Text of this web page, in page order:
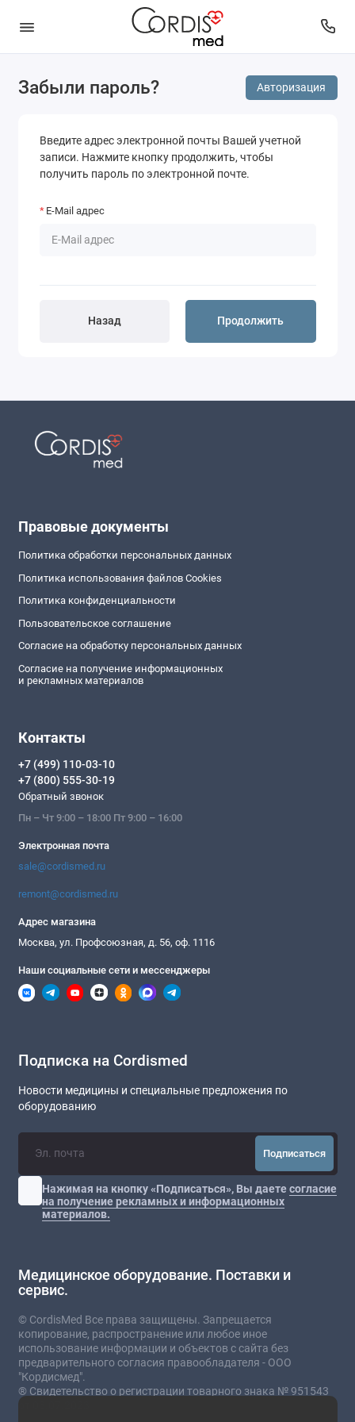
Забыли пароль? Авторизация
Введите адрес электронной почты Вашей учетной
записи. Нажмите кнопку продолжить, чтобы
получить пароль по электронной почте.
E-Mail адрес
Назад Продолжить
Правовые документы
Политика обработки персональных данных
Политика использования файлов Cookies
Политика конфиденциальности
Пользовательское соглашение
Согласие на обработку персональных данных
Согласие на получение информационных
и рекламных материалов
Контакты
+7 (499) 110-03-10
+7 (800) 555-30-19
Обратный звонок
Пн – Чт 9:00 – 18:00 Пт 9:00 – 16:00
Электронная почта
sale@cordismed.ru
remont@cordismed.ru
Адрес магазина
Москва, ул. Профсоюзная, д. 56, оф. 1116
Наши социальные сети и мессенджеры
Подписка на Cordismed
Новости медицины и специальные предложения по
оборудованию
Подписаться
Нажимая на кнопку «Подписаться», Вы даетесогласие
на получение рекламных и информационных
материалов.
Медицинское оборудование. Поставки и
сервис.
© CordisMed Все права защищены. Запрещается
копирование, распространение или любое иное
использование информации и объектов с сайта без
предварительного согласия правообладателя - ООО
"Кордисмед".
® Свидетельство о регистрации товарного знака № 951543
от 03.07.2023